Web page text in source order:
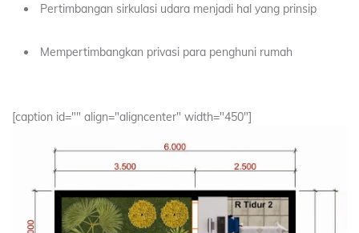
Pertimbangan sirkulasi udara menjadi hal yang prinsip
Mempertimbangkan privasi para penghuni rumah
[caption id="" align="aligncenter" width="450"]